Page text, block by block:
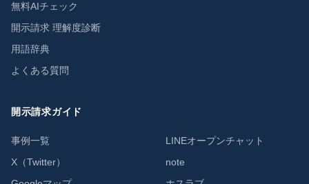
無料AIチェック
開示請求 理解度診断
用語辞典
よくある質問
開示請求ガイド
事例一覧
X（Twitter）
LINEオープンチャット
note